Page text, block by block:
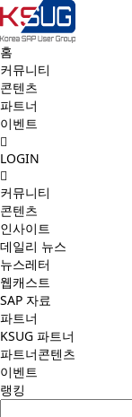
홈
커뮤니티
콘텐츠
파트너
이벤트
LOGIN
커뮤니티
콘텐츠
인사이트
데일리 뉴스
뉴스레터
웹캐스트
SAP 자료
파트너
KSUG 파트너
파트너콘텐츠
이벤트
랭킹